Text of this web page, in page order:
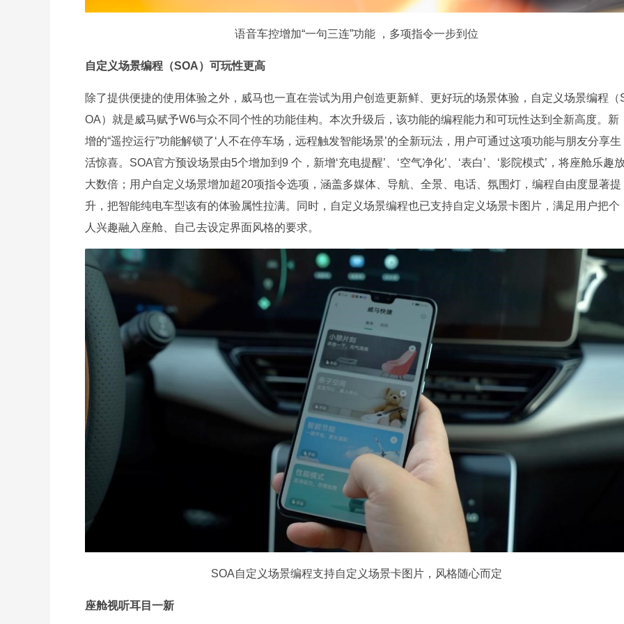
语音车控增加“一句三连”功能 ，多项指令一步到位
自定义场景编程（SOA）可玩性更高
除了提供便捷的使用体验之外，威马也一直在尝试为用户创造更新鲜、更好玩的场景体验，自定义场景编程（
OA）就是威马赋予W6与众不同个性的功能佳构。本次升级后，该功能的编程能力和可玩性达到全新高度。新
增的“遥控运行”功能解锁了‘人不在停车场，远程触发智能场景’的全新玩法，用户可通过这项功能与朋友分享生
活惊喜。SOA官方预设场景由5个增加到9 个，新增‘充电提醒’、‘空气净化’、‘表白’、‘影院模式’，将座舱乐趣
大数倍；用户自定义场景增加超20项指令选项，涵盖多媒体、导航、全景、电话、氛围灯，编程自由度显著提
升，把智能纯电车型该有的体验属性拉满。同时，自定义场景编程也已支持自定义场景卡图片，满足用户把个
人兴趣融入座舱、自己去设定界面风格的要求。
SOA自定义场景编程支持自定义场景卡图片，风格随心而定
座舱视听耳目一新